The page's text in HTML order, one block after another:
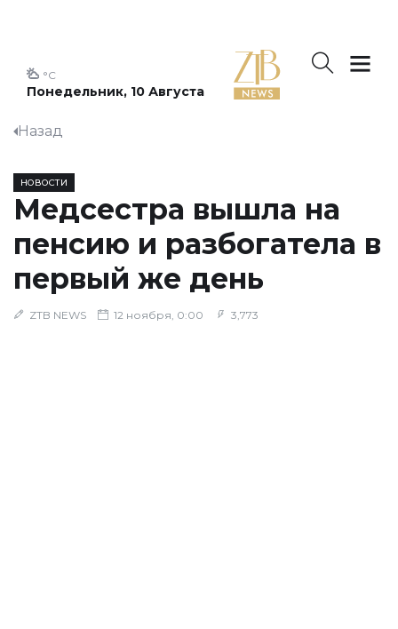
Понедельник, 10 Августа
°C
Назад
НОВОСТИ
Медсестра вышла на
пенсию и разбогатела в
первый же день
ZTB NEWS 12 ноября, 0:00 3,773